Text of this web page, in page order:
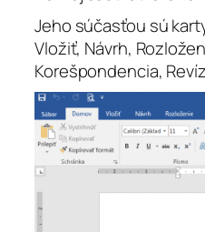
Jeho súčasťou sú
Vložiť, Návrh,
Korešpondencia,